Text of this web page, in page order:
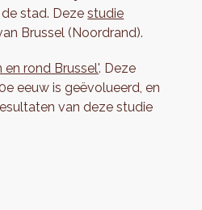
stad. Dezestudie
Brussel (Noordrand).
rond Brussel'. Deze
eeuw is geëvolueerd, en
van deze studie